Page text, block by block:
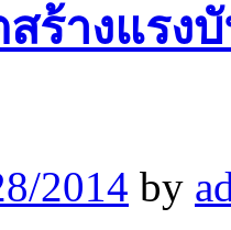
สร้างแร
2014 by